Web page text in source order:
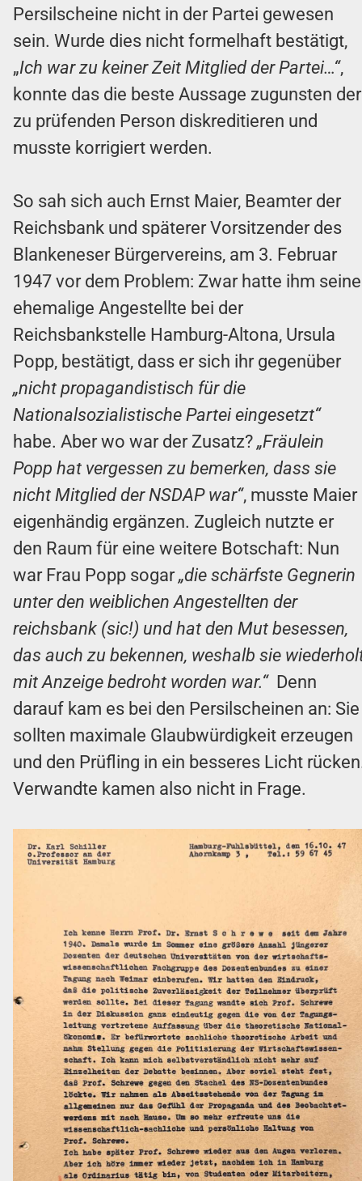
Persilscheine nicht in der Partei gewesen
sein. Wurde dies nicht formelhaft bestätigt,
„Ich war zu keiner Zeit Mitglied der Partei…“,
konnte das die beste Aussage zugunsten der
zu prüfenden Person diskreditieren und
musste korrigiert werden.
So sah sich auch Ernst Maier, Beamter der
Reichsbank und späterer Vorsitzender des
Blankeneser Bürgervereins, am 3. Februar
1947 vor dem Problem: Zwar hatte ihm seine
ehemalige Angestellte bei der
Reichsbankstelle Hamburg-Altona, Ursula
Popp, bestätigt, dass er sich ihr gegenüber
„nicht propagandistisch für die
Nationalsozialistische Partei eingesetzt“
habe. Aber wo war der Zusatz? „Fräulein
Popp hat vergessen zu bemerken, dass sie
nicht Mitglied der NSDAP war“, musste Maier
eigenhändig ergänzen. Zugleich nutzte er
den Raum für eine weitere Botschaft: Nun
war Frau Popp sogar„die schärfste Gegnerin
unter den weiblichen Angestellten der
reichsbank (sic!) und hat den Mut besessen,
das auch zu bekennen, weshalb sie
mit Anzeige bedroht worden war.“ Denn
darauf kam es bei den Persilscheinen an: Sie
sollten maximale Glaubwürdigkeit erzeugen
und den Prüfling in ein besseres Licht
Verwandte kamen also nicht in Frage.